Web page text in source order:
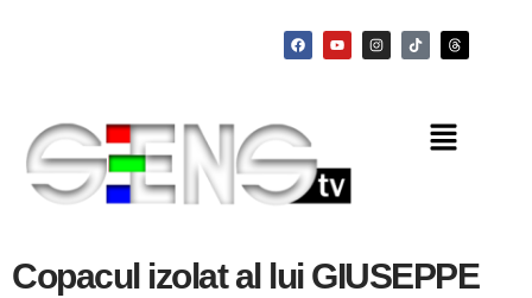
Copacul izolat al lui GIUSEPPE